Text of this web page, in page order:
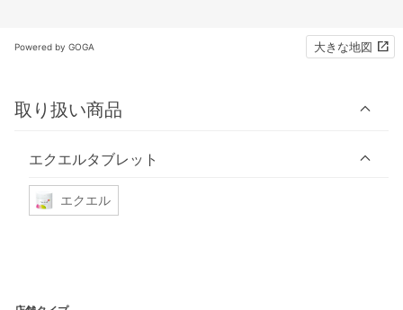
Powered by GOGA 大きな地図
取り扱い商品
エクエルタブレット
エクエル